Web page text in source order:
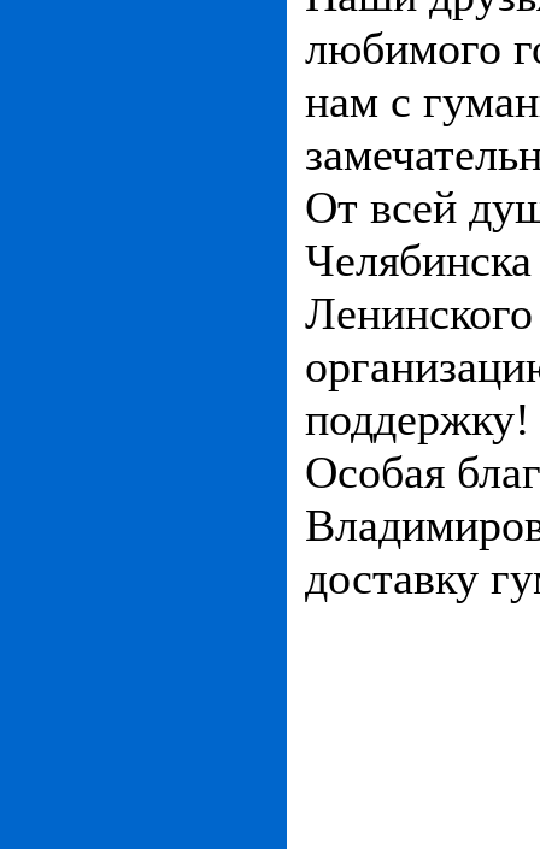
любимого
нам с
От всей
поддержку!
Особая
доставку